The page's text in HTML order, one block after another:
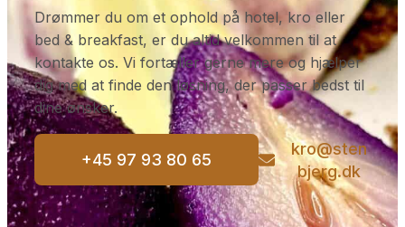
Drømmer du om et ophold på hotel, kro eller
bed & breakfast, er du altid velkommen til at
kontakte os. Vi fortæller gerne mere og hjælper
dig med at finde den løsning, der passer bedst til
dine ønsker.
+45 97 93 80 65
kro@sten
bjerg.dk